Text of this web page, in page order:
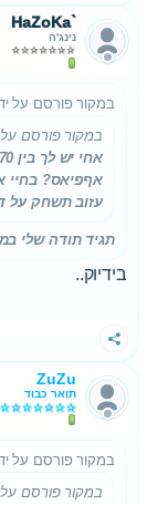
HaZoKa`
נינג'ה
במקור פורסם על
במקור פורסם על
אףפיאס? בחיי
עזוב תשחק על
תגיד תודה שלי
בידיוק..
שתף
ZuZu
תואר כבוד
במקור פורסם על
במקור פורסם על